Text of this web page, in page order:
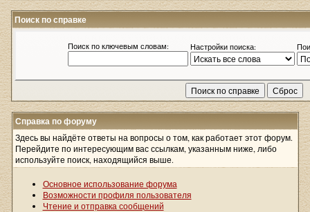
Поиск по справке
Поиск по ключевым словам: Настройки поиска:
Справка по форуму
Здесь вы найдёте ответы на вопросы о том, как работает этот форум.
Перейдите по интересующим вас ссылкам, указанным ниже, либо
используйте поиск, находящийся выше.
Основное использование форума
Возможности профиля пользователя
Чтение и отправка сообщений